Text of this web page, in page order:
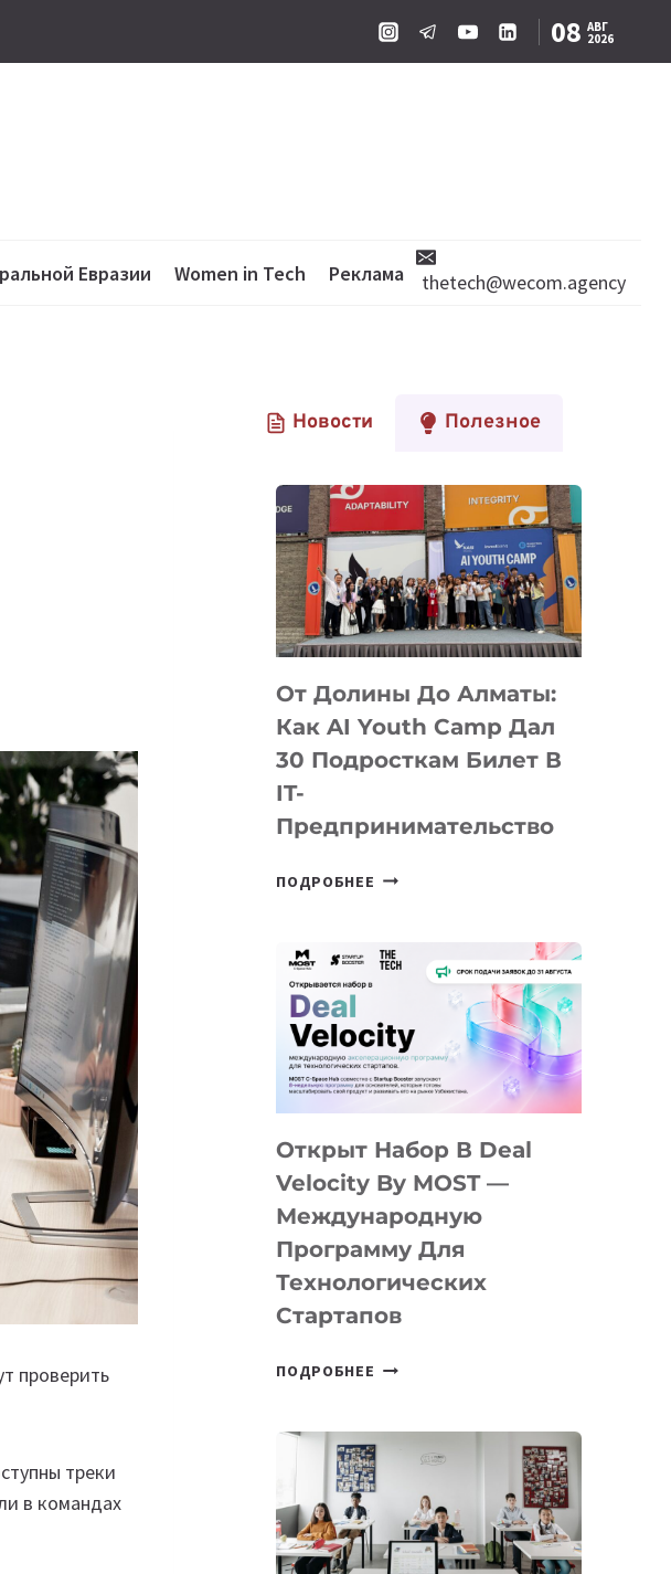
08 АВГ
2026
Евразии Women in Tech Реклама thetech@wecom.agency
проверить
треки
в командах
Новости Полезное
От Долины До Алматы:
Как AI Youth Camp Дал
30 Подросткам Билет В
IT-
Предпринимательство
ПОДРОБНЕЕ ОТ
АЛМАТЫ:
YOUTH
CAMP
ДАЛ
ПОДРОСТКАМ
БИЛЕТ
IT-
ПРЕДПРИНИМАТЕЛЬСТВО
Открыт Набор В Deal
Velocity By MOST —
Международную
Программу Для
Технологических
Стартапов
ПОДРОБНЕЕ ОТКРЫТ
DEAL
VELOCITY
MOST
—